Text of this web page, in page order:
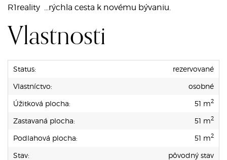
R1reality ...rýchla cesta k novému bývaniu.
Vlastnosti
Status:
rezervované
Vlastníctvo:
osobné
Úžitková plocha:
51 m2
Zastavaná plocha: 51 m2
Podlahová plocha: 51 m2
Stav:
pôvodný stav